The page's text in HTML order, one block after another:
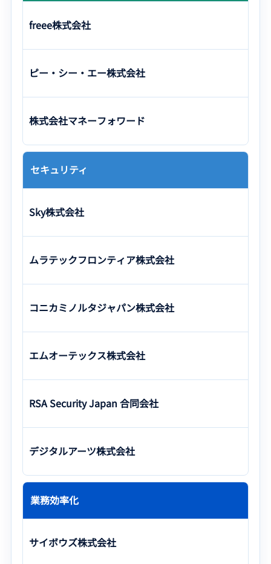
freee株式会社
ピー・シー・エー株式会社
株式会社マネーフォワード
セキュリティ
Sky株式会社
ムラテックフロンティア株式会社
コニカミノルタジャパン株式会社
エムオーテックス株式会社
RSA Security Japan 合同会社
デジタルアーツ株式会社
業務効率化
サイボウズ株式会社